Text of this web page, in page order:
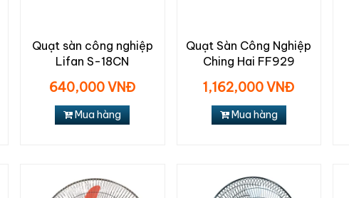
Quạt sàn công nghiệp
Lifan S-18CN
640,000 VNĐ
Mua hàng
Quạt Sàn Công Nghiệp
Ching Hai FF929
1,162,000 VNĐ
Mua hàng